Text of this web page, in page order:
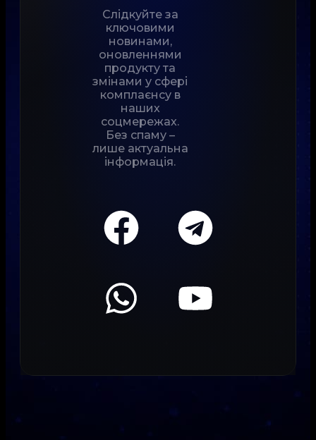
Слідкуйте за
ключовими
новинами,
оновленнями
продукту та
змінами у сфері
комплаєнсу в
наших
соцмережах.
Без спаму –
лише актуальна
інформація.